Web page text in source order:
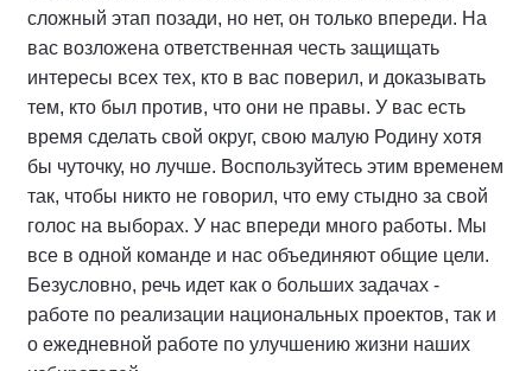
сложный этап позади, но нет, он только впереди. На
вас возложена ответственная честь защищать
интересы всех тех, кто в вас поверил, и доказывать
тем, кто был против, что они не правы. У вас есть
время сделать свой округ, свою малую Родину хотя
бы чуточку, но лучше. Воспользуйтесь этим временем
так, чтобы никто не говорил, что ему стыдно за свой
голос на выборах. У нас впереди много работы. Мы
все в одной команде и нас объединяют общие цели.
Безусловно, речь идет как о больших задачах -
работе по реализации национальных проектов, так и
о ежедневной работе по улучшению жизни наших